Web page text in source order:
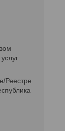
Реестре